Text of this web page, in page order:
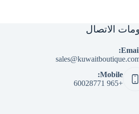
الاتصال
Mobile:
+965 60028771